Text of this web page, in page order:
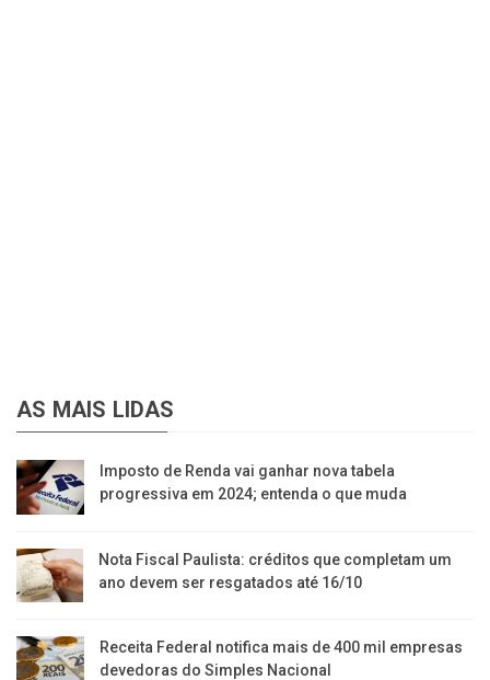
AS MAIS LIDAS
Imposto de Renda vai ganhar nova tabela
progressiva em 2024; entenda o que muda
Nota Fiscal Paulista: créditos que completam um
ano devem ser resgatados até 16/10
Receita Federal notifica mais de 400 mil empresas
devedoras do Simples Nacional